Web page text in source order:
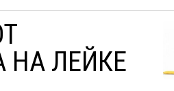
НА ЛЕЙКЕ